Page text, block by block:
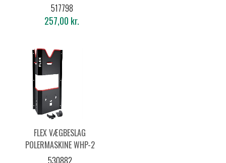
HEX (5 STK.)
517798
257,00 kr.
FLEX VÆGBESLAG
POLERMASKINE WHP-2
AC/DC